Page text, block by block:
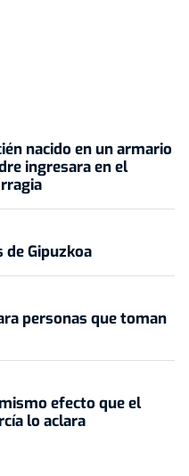
nacido en un armario
ingresara en el
de Gipuzkoa
personas que toman
efecto que el
lo aclara